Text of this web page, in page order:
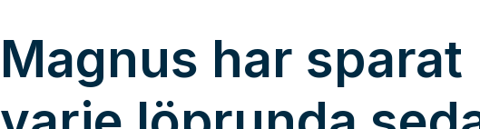
Magnus har sparat